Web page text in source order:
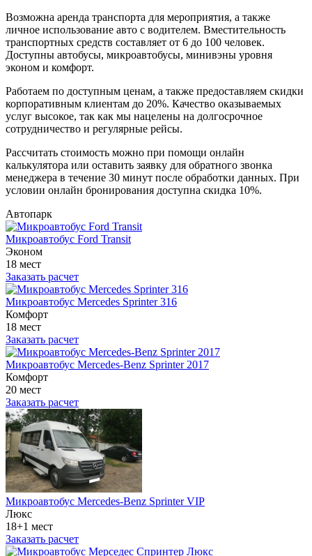
Возможна аренда транспорта для мероприятия, а также
личное использование авто с водителем. Вместительность
транспортных средств составляет от 6 до 100 человек.
Доступны автобусы, микроавтобусы, минивэны уровня
эконом и комфорт.
Работаем по доступным ценам, а также предоставляем скидки
корпоративным клиентам до 20%. Качество оказываемых
услуг высокое, так как мы нацелены на долгосрочное
сотрудничество и регулярные рейсы.
Рассчитать стоимость можно при помощи онлайн
калькулятора или оставить заявку для обратного звонка
менеджера в течение 30 минут после обработки данных. При
условии онлайн бронирования доступна скидка 10%.
Автопарк
Микроавтобус Ford Transit
Эконом
18 мест
Заказать расчет
Микроавтобус Mercedes Sprinter 316
Комфорт
18 мест
Заказать расчет
Микроавтобус Mercedes-Benz Sprinter 2017
Комфорт
20 мест
Заказать расчет
Микроавтобус Mercedes-Benz Sprinter VIP
Люкс
18+1 мест
Заказать расчет